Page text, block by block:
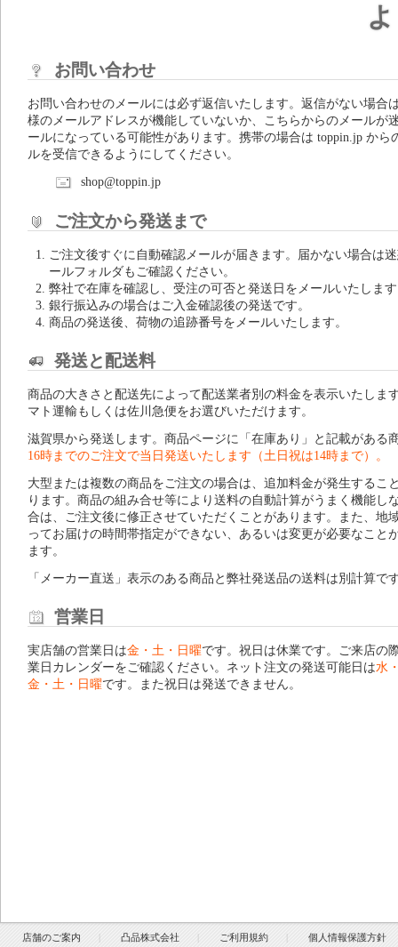
お問い合わせ
お問い合わせのメールには必ず返信いたします。返信がない場合
様のメールアドレスが機能していないか、こちらからのメールが
ールになっている可能性があります。携帯の場合は toppin.jp から
ルを受信できるようにしてください。
shop@toppin.jp
ご注文から発送まで
ご注文後すぐに自動確認メールが届きます。届かない場合は
ールフォルダもご確認ください。
弊社で在庫を確認し、受注の可否と発送日をメールいたしま
銀行振込みの場合はご入金確認後の発送です。
商品の発送後、荷物の追跡番号をメールいたします。
発送と配送料
商品の大きさと配送先によって配送業者別の料金を表示いたしま
マト運輸もしくは佐川急便をお選びいただけます。
滋賀県から発送します。商品ページに「在庫あり」と記載がある
16時までのご注文で当日発送いたします（土日祝は14時まで）。
大型または複数の商品をご注文の場合は、追加料金が発生するこ
ります。商品の組み合せ等により送料の自動計算がうまく機能し
合は、ご注文後に修正させていただくことがあります。また、地
ってお届けの時間帯指定ができない、あるいは変更が必要なこと
ます。
「メーカー直送」表示のある商品と弊社発送品の送料は別計算で
営業日
実店舗の営業日は金・土・日曜です。祝日は休業です。ご来店の
業日カレンダーをご確認ください。ネット注文の発送可能日は水
金・土・日曜です。また祝日は発送できません。
店舗のご案内 凸品株式会社 ご利用規約 個人情報保護方針